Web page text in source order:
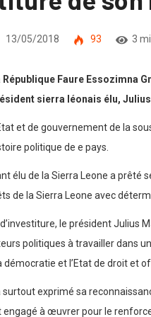
13/05/2018 93 3
République Faure Essozimna
sierra léonais élu,
et de gouvernement de la
politique de e pays.
élu de la Sierra Leone a
de la Sierra Leone avec
le président Julius
politiques à travailler dans
démocratie et l’Etat de droit et
exprimé sa
engagé à œuvrer pour le